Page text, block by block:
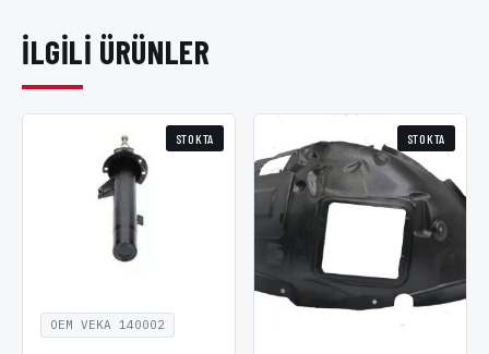
İLGILI ÜRÜNLER
STOKTA
OEM VEKA 140002
STOKTA